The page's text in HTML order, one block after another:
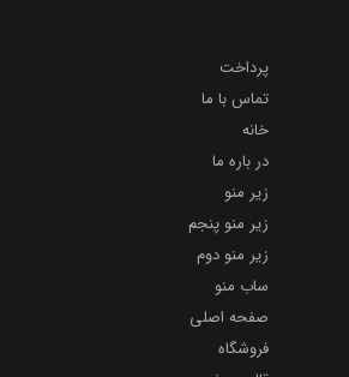
پرداخت
تماس با ما
خانه
در باره ما
زیر منو
زیر منو پنجم
زیر منو دوم
ساب منو
صفحه اصلی
فروشگاه